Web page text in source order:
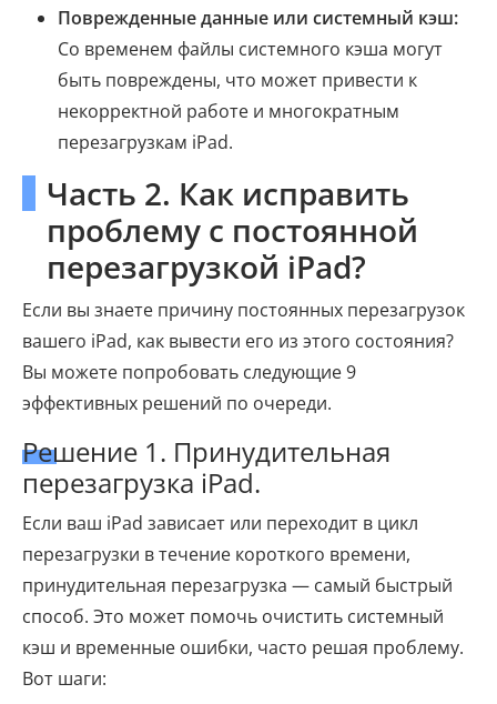
Поврежденные данные или системный кэш:
Со временем файлы системного кэша могут
быть повреждены, что может привести к
некорректной работе и многократным
перезагрузкам iPad.
Часть 2. Как исправить
проблему с постоянной
перезагрузкой iPad?
Если вы знаете причину постоянных перезагрузок
вашего iPad, как вывести его из этого состояния?
Вы можете попробовать следующие 9
эффективных решений по очереди.
Решение 1. Принудительная
перезагрузка iPad.
Если ваш iPad зависает или переходит в цикл
перезагрузки в течение короткого времени,
принудительная перезагрузка — самый быстрый
способ. Это может помочь очистить системный
кэш и временные ошибки, часто решая проблему.
Вот шаги: